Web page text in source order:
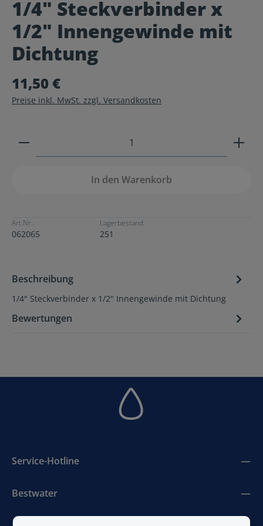
Durchschnittliche Bewertung von 0 von 5 Sternen
1/4" Steckverbinder x
1/2" Innengewinde mit
Dichtung
11,50 €
Preise inkl. MwSt. zzgl. Versandkosten
Produkt Anzahl: Gib den gewünschten Wert ein
In den Warenkorb
Art.Nr.:
062065
Lagerbestand:
251
Beschreibung
1/4" Steckverbinder x 1/2" Innengewinde mit Dichtung
Bewertungen
Service-Hotline
Bestwater